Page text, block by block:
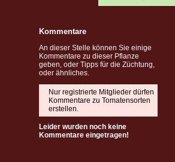
Kommentare
An dieser Stelle können Sie einige
Kommentare zu dieser Pflanze
geben, oder Tipps für die Züchtung,
oder ähnliches.
Nur registrierte Mitglieder dürfen
Kommentare zu Tomatensorten
erstellen.
Leider wurden noch keine
Kommentare eingetragen!